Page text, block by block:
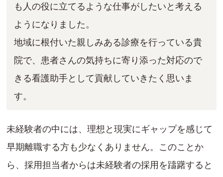
も人の役に立てるような仕事がしたいと考える
ようになりました。
地域に根付いた親しみある診療を行っている貴
院で、患者さんの気持ちに寄り添った対応ので
きる看護助手として貢献していきたく思いま
す。
未経験者の中には、理想と現実にギャップを感じて
早期離職する方も少なくありません。このことか
ら、採用担当者からは未経験者の採用を躊躇すると